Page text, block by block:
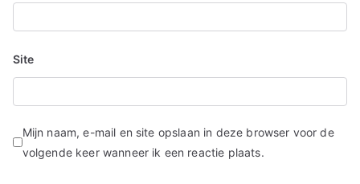
Site
Mijn naam, e-mail en site opslaan in deze browser voor de
volgende keer wanneer ik een reactie plaats.